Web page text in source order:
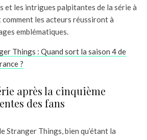
et les intrigues palpitantes de la série à
les acteurs réussiront à
emblématiques.
Things : Quand sort la saison 4 de
?
après la cinquième
des fans
Stranger Things, bien qu’étant la